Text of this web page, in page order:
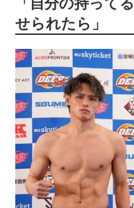
せられたら」